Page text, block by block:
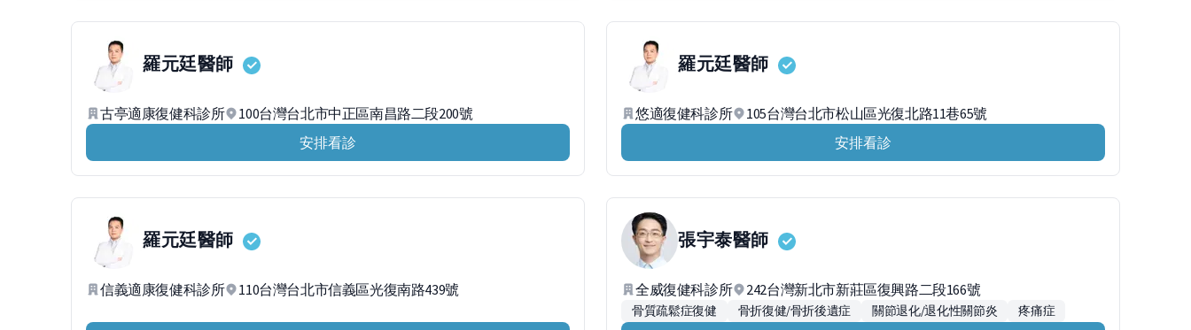
羅元廷醫師
古亭適康復健科診所
100台灣台北市中正區南昌路二段200號
安排看診
羅元廷醫師
悠適復健科診所
105台灣台北市松山區光復北路11巷65號
安排看診
羅元廷醫師
信義適康復健科診所 110台灣台北市信義區光復南路439號
張宇泰醫師
全威復健科診所 242台灣新北市新莊區復興路二段166號
骨質疏鬆症復健 骨折復健/骨折後遺症 關節退化/退化性關節炎 疼痛症